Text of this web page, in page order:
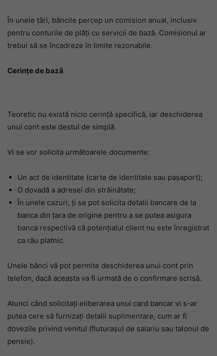
În unele țări, băncile percep un comision anual, inclusiv
pentru conturile de plăți cu servicii de bază. Comisionul ar
trebui să se încadreze în limite rezonabile.
Cerinţe de bază
Teoretic nu există nicio cerinţă specifică, iar deschiderea
unui cont este destul de simplă.
Vi se vor solicita următoarele documente:
Un act de identitate (carte de identitate sau paşaport);
O dovadă a adresei din străinătate;
În unele cazuri, ţi se pot solicita detalii bancare de la
banca din ţara de origine pentru a se putea asigura
banca respectivă că potenţialul client nu este înregistrat
ca rău platnic.
Unele bănci vă pot permite deschiderea unui cont prin
telefon, dacă aceasta va fi urmată de o confirmare scrisă.
Atunci când solicitați eliberarea unui card bancar vi s-ar
putea cere să furnizați detalii suplimentare, cum ar fi
dovezile privind venitul (fluturaşul de salariu sau talonul de
pensie).